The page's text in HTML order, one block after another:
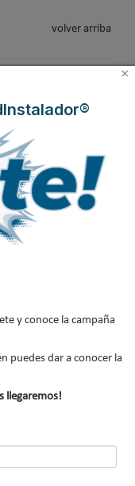
volver arriba
Lilu González: de FP
Dual a embajadora
#ComunidadInstalador®
| Mecatrónica Industrial
×
y conoce la campaña
puedes dar a conocer la
llegaremos!